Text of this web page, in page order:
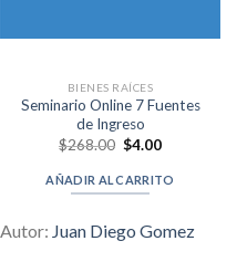
BIENES RAÍCES
Seminario Online 7 Fuentes
de Ingreso
$268.00 Original
was:
$268.00.
$4.00Current
is:
$4.00.
AÑADIR AL CARRITO
Autor: Juan Diego Gomez